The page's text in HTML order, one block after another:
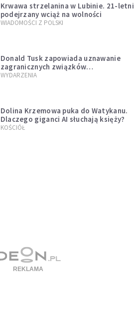
Krwawa strzelanina w Lubinie. 21-letni
podejrzany wciąż na wolności
WIADOMOŚCI Z POLSKI
Donald Tusk zapowiada uznawanie
zagranicznych związków
jednopłciowych. "Państwo oblało ten
WYDARZENIA
Dolina Krzemowa puka do Watykanu.
Dlaczego giganci AI słuchają księży?
KOŚCIÓŁ